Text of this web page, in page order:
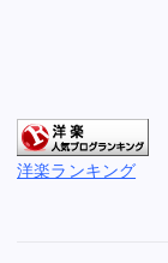
洋楽ランキング